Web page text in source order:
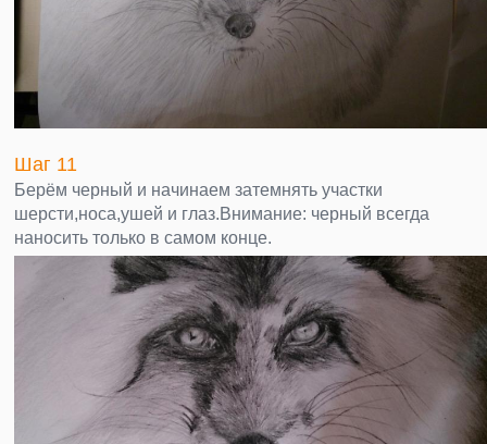
Шаг 11
Берём черный и начинаем затемнять участки
шерсти,носа,ушей и глаз.Внимание: черный всегда
наносить только в самом конце.